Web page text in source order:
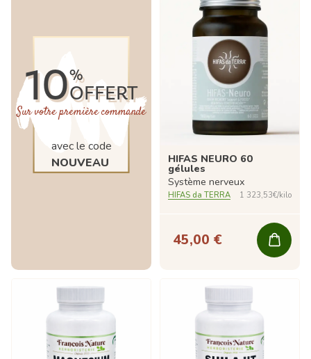
10%
OFFERT
Sur votre première commande
avec le code
NOUVEAU
HIFAS NEURO 60
gélules
Système nerveux
HIFAS da TERRA 1 323,53€/kilo
45,00 €